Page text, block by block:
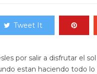
Tweet It
por salir a disfrutar el
estan haciendo todo